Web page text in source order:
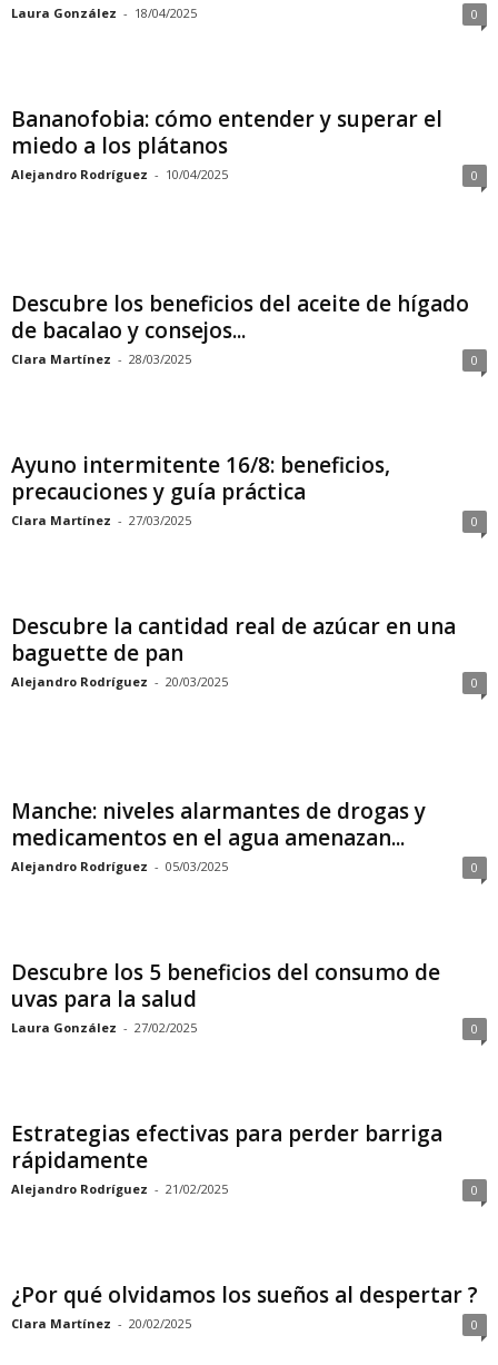
Laura González - 18/04/2025 0
Bananofobia: cómo entender y superar el
miedo a los plátanos
Alejandro Rodríguez - 10/04/2025 0
Descubre los beneficios del aceite de hígado
de bacalao y consejos...
Clara Martínez - 28/03/2025 0
Ayuno intermitente 16/8: beneficios,
precauciones y guía práctica
Clara Martínez - 27/03/2025 0
Descubre la cantidad real de azúcar en una
baguette de pan
Alejandro Rodríguez - 20/03/2025 0
Manche: niveles alarmantes de drogas y
medicamentos en el agua amenazan...
Alejandro Rodríguez - 05/03/2025 0
Descubre los 5 beneficios del consumo de
uvas para la salud
Laura González - 27/02/2025 0
Estrategias efectivas para perder barriga
rápidamente
Alejandro Rodríguez - 21/02/2025 0
¿Por qué olvidamos los sueños al despertar ?
Clara Martínez - 20/02/2025 0